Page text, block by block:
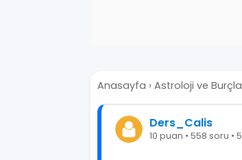
Anasayfa › Astroloji ve
Ders_Calis
10 puan • 558 soru •